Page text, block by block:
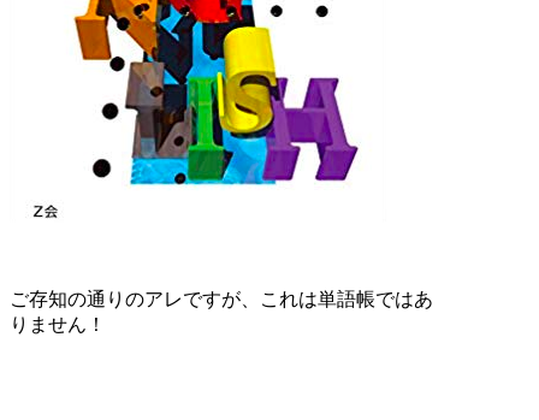
ご存知の通りのアレですが、これは単語帳ではあ
りません！